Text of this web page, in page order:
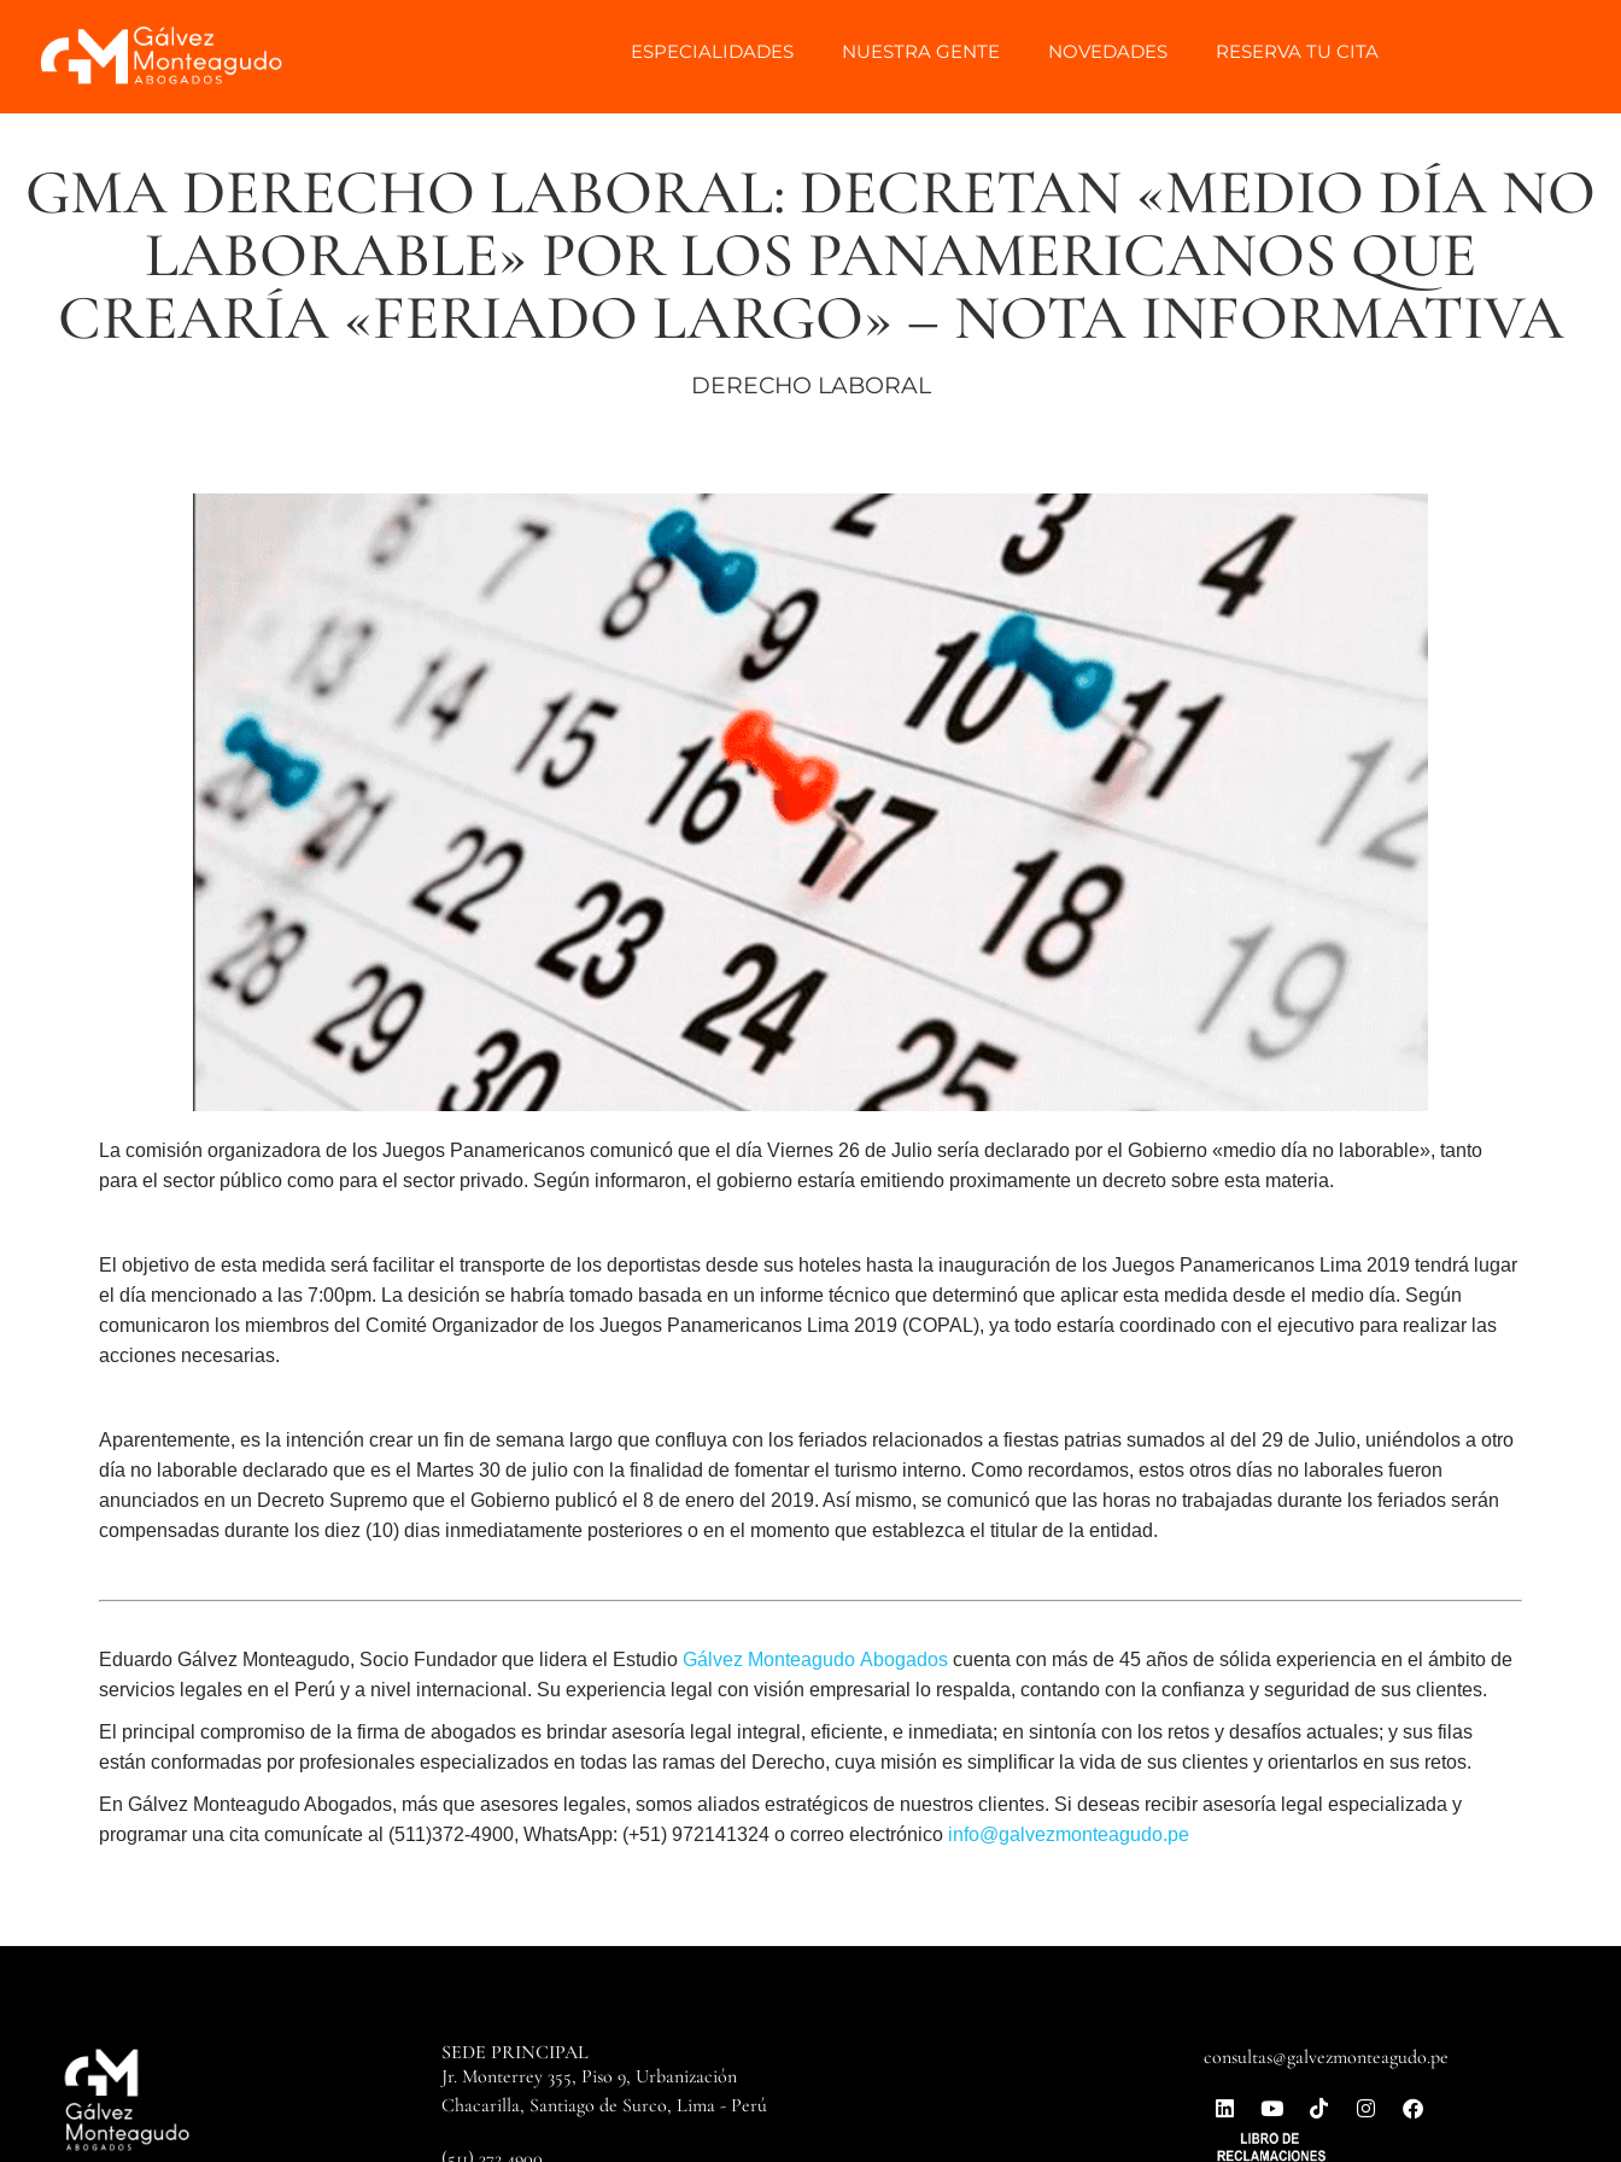
ESPECIALIDADES NUESTRA GENTE NOVEDADES RESERVA TU CITA
GMA DERECHO LABORAL: DECRETAN «MEDIO DÍA NO
LABORABLE» POR LOS PANAMERICANOS QUE
CREARÍA «FERIADO LARGO» – NOTA INFORMATIVA
DERECHO LABORAL
La comisión organizadora de los Juegos Panamericanos comunicó que el día Viernes 26 de Julio sería declarado por el Gobierno «medio día no laborable», tanto
para el sector público como para el sector privado. Según informaron, el gobierno estaría emitiendo proximamente un decreto sobre esta materia.
El objetivo de esta medida será facilitar el transporte de los deportistas desde sus hoteles hasta la inauguración de los Juegos Panamericanos Lima 2019 tendrá lugar
el día mencionado a las 7:00pm. La desición se habría tomado basada en un informe técnico que determinó que aplicar esta medida desde el medio día. Según
comunicaron los miembros del Comité Organizador de los Juegos Panamericanos Lima 2019 (COPAL), ya todo estaría coordinado con el ejecutivo para realizar las
acciones necesarias.
Aparentemente, es la intención crear un fin de semana largo que confluya con los feriados relacionados a fiestas patrias sumados al del 29 de Julio, uniéndolos a otro
día no laborable declarado que es el Martes 30 de julio con la finalidad de fomentar el turismo interno. Como recordamos, estos otros días no laborales fueron
anunciados en un Decreto Supremo que el Gobierno publicó el 8 de enero del 2019. Así mismo, se comunicó que las horas no trabajadas durante los feriados serán
compensadas durante los diez (10) dias inmediatamente posteriores o en el momento que establezca el titular de la entidad.
Eduardo Gálvez Monteagudo, Socio Fundador que lidera el Estudio Gálvez Monteagudo Abogados cuenta con más de 45 años de sólida experiencia en el ámbito de
servicios legales en el Perú y a nivel internacional. Su experiencia legal con visión empresarial lo respalda, contando con la confianza y seguridad de sus clientes.
El principal compromiso de la firma de abogados es brindar asesoría legal integral, eficiente, e inmediata; en sintonía con los retos y desafíos actuales; y sus filas
están conformadas por profesionales especializados en todas las ramas del Derecho, cuya misión es simplificar la vida de sus clientes y orientarlos en sus retos.
En Gálvez Monteagudo Abogados, más que asesores legales, somos aliados estratégicos de nuestros clientes. Si deseas recibir asesoría legal especializada y
programar una cita comunícate al (511)372-4900, WhatsApp: (+51) 972141324 o correo electrónico info@galvezmonteagudo.pe
SEDE PRINCIPAL
Jr. Monterrey 355, Piso 9, Urbanización
Chacarilla, Santiago de Surco, Lima - Perú
consultas@galvezmonteagudo.pe